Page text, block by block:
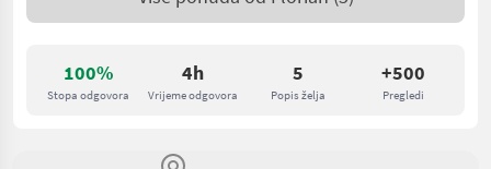
100%
Stopa odgovora
4h
Vrijeme odgovora
5
Popis želja
+500
Pregledi